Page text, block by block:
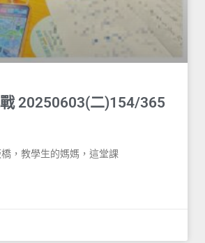
20250603(二)154/365
，教學生的媽媽，這堂課